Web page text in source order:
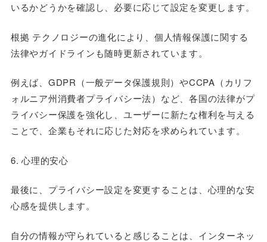
いるかどうかを確認し、必要に応じて設定を変更します。
根拠 テクノロジーの進化により、個人情報保護に関する
法律やガイドラインも随時更新されています。
例えば、GDPR（一般データ保護規則）やCCPA（カリフ
ォルニア州消費者プライバシー法）など、各国の法律がプ
ライバシー保護を強化し、ユーザーに新たな権利を与える
ことで、企業もそれに応じた対応を求められています。
6. 心理的安心
最後に、プライバシー設定を変更することは、心理的な安
心感を提供します。
自分の情報が守られていると感じることは、インターネッ